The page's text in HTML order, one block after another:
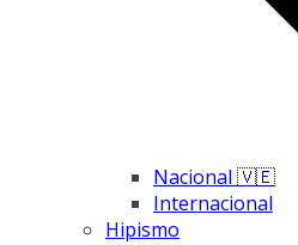
Nacional 🇻🇪
Internacional
Hipismo